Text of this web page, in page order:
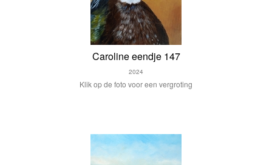
Caroline eendje 147
2024
Klik op de foto voor een vergroting